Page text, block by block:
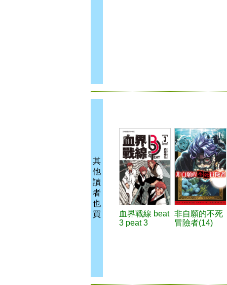
其
他
讀
者
也
買
血界戰線 beat
3 peat 3
非自願的不死
冒險者(14)